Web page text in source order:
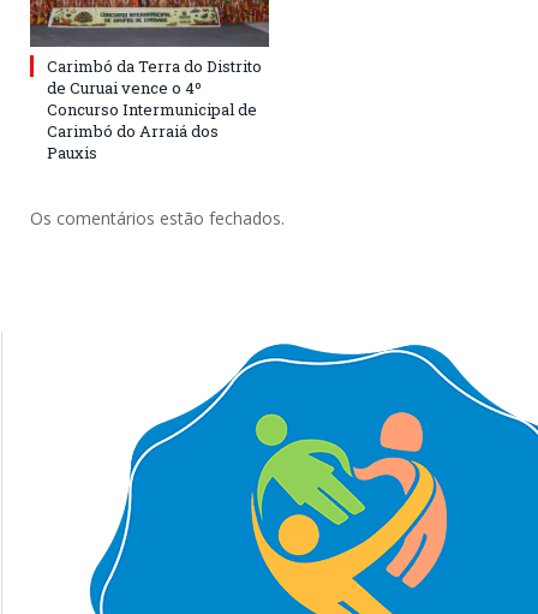
Carimbó da Terra do Distrito
de Curuai vence o 4º
Concurso Intermunicipal de
Carimbó do Arraiá dos
Pauxis
Os comentários estão fechados.